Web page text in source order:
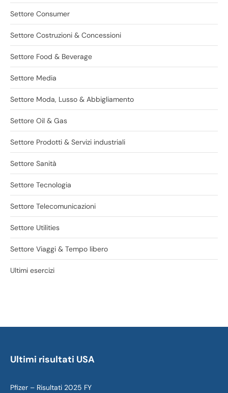
Settore Consumer
Settore Costruzioni & Concessioni
Settore Food & Beverage
Settore Media
Settore Moda, Lusso & Abbigliamento
Settore Oil & Gas
Settore Prodotti & Servizi industriali
Settore Sanità
Settore Tecnologia
Settore Telecomunicazioni
Settore Utilities
Settore Viaggi & Tempo libero
Ultimi esercizi
Ultimi risultati USA
Pfizer – Risultati 2025 FY